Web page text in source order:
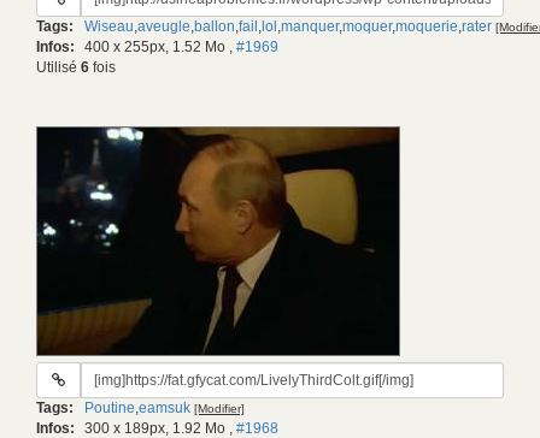
gif:
Tags: Wiseau,aveugle,ballon,fail , lol ,manquer,moquer,moquerie,rater
Infos: 400 x 255px, 1.52 Mo , #1969
Utilisé 6 fois
URL
gif:
Tags: Poutine,eamsuk [Modifier]
Infos: 300 x 189px, 1.92 Mo , #1968